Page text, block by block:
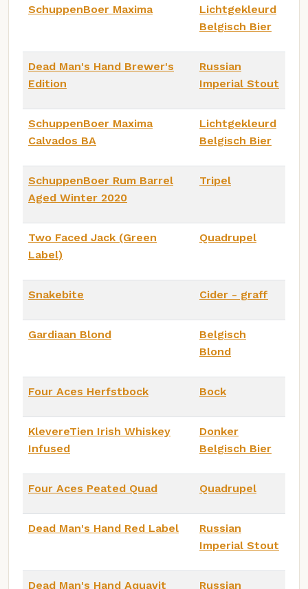
SchuppenBoer Maxima
Lichtgekleurd
Belgisch Bier
Dead Man's Hand Brewer's
Edition
Russian
Imperial Stout
SchuppenBoer Maxima
Calvados BA
Lichtgekleurd
Belgisch Bier
SchuppenBoer Rum Barrel
Aged Winter 2020
Tripel
Two Faced Jack (Green
Label)
Quadrupel
Snakebite Cider - graff
Gardiaan Blond
Belgisch
Blond
Four Aces Herfstbock Bock
KlevereTien Irish Whiskey
Infused
Donker
Belgisch Bier
Four Aces Peated Quad Quadrupel
Dead Man's Hand Red Label
Russian
Imperial Stout
Dead Man's Hand Aquavit
Russian